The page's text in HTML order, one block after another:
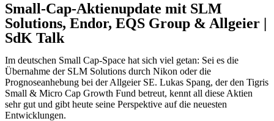
Small-Cap-Aktienupdate mit SLM
Solutions, Endor, EQS Group & Allgeier |
SdK Talk
Im deutschen Small Cap-Space hat sich viel getan: Sei es die
Übernahme der SLM Solutions durch Nikon oder die
Prognoseanhebung bei der Allgeier SE. Lukas Spang, der den Tigris
Small & Micro Cap Growth Fund betreut, kennt all diese Aktien
sehr gut und gibt heute seine Perspektive auf die neuesten
Entwicklungen.